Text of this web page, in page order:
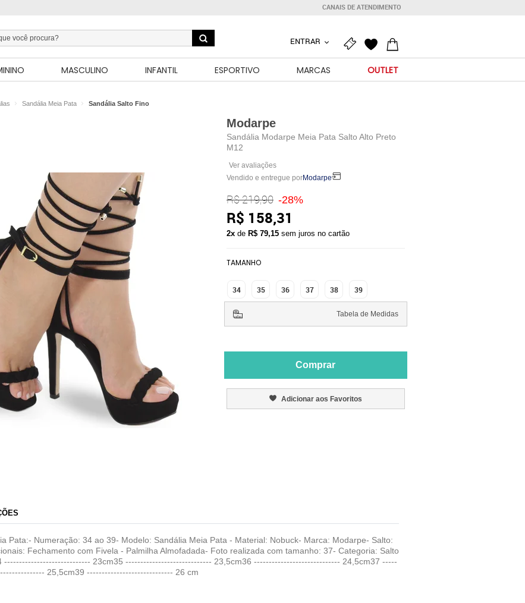
CANAIS DE ATENDIMENTO
ENTRAR
MASCULINO INFANTIL ESPORTIVO MARCAS OUTLET
Sandália Meia Pata Sandália Salto Fino
Modarpe
Sandália Modarpe Meia Pata Salto Alto Preto
M12
Ver avaliações
Vendido e entregue porModarpe
R$ 219,90 -28%
R$ 158,31
2xde R$ 79,15 sem juros no cartão
TAMANHO
34 35 36 37 38 39
Tabela de Medidas
Comprar
Adicionar aos Favoritos
Pata:- Numeração: 34 ao 39- Modelo: Sandália Meia Pata ​- Material: Nobuck- Marca: Modarpe- Salto:
Fechamento com Fivela - Palmilha Almofadada- Foto realizada com tamanho: 37- Categoria: Salto
----------------------------- 23cm35 ----------------------------- 23,5cm36 ----------------------------- 24,5cm37 -----
25,5cm39 ----------------------------- 26 cm